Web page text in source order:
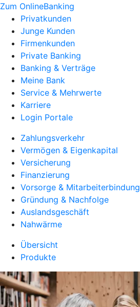
Zum OnlineBanking
Privatkunden
Junge Kunden
Firmenkunden
Private Banking
Banking & Verträge
Meine Bank
Service & Mehrwerte
Karriere
Login Portale
Zahlungsverkehr
Vermögen & Eigenkapital
Versicherung
Finanzierung
Vorsorge & Mitarbeiterbindung
Gründung & Nachfolge
Auslandsgeschäft
Nahwärme
Übersicht
Produkte